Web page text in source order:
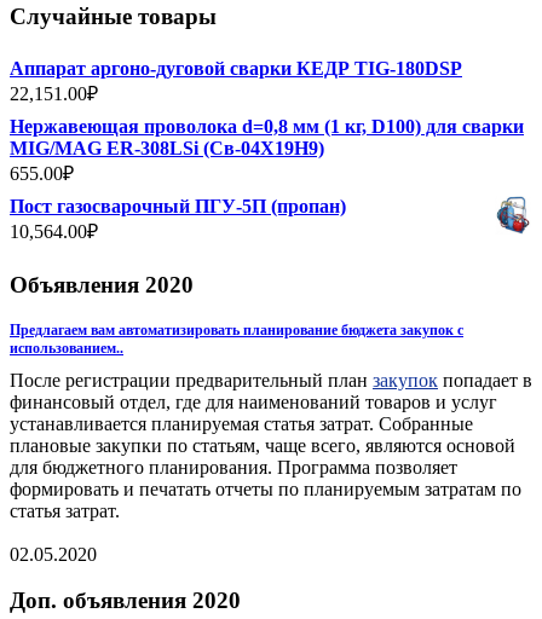
Случайные товары
Аппарат аргоно-дуговой сварки КЕДР TIG-180DSP
22,151.00₽
Нержавеющая проволока d=0,8 мм (1 кг, D100) для сварки
MIG/MAG ER-308LSi (Св-04Х19Н9)
655.00₽
Пост газосварочный ПГУ-5П (пропан)
10,564.00₽
Объявления 2020
Предлагаем вам автоматизировать планирование бюджета закупок с
использованием..
После регистрации предварительный план закупок попадает в
финансовый отдел, где для наименований товаров и услуг
устанавливается планируемая статья затрат. Собранные
плановые закупки по статьям, чаще всего, являются основой
для бюджетного планирования. Программа позволяет
формировать и печатать отчеты по планируемым затратам по
статья затрат.
02.05.2020
Доп. объявления 2020